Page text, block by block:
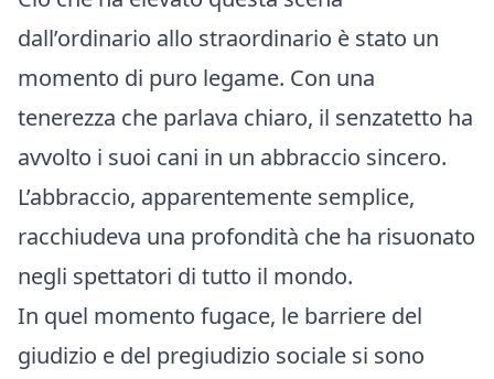
dall’ordinario allo straordinario è stato un
momento di puro legame. Con una
tenerezza che parlava chiaro, il senzatetto ha
avvolto i suoi cani in un abbraccio sincero.
L’abbraccio, apparentemente semplice,
racchiudeva una profondità che ha risuonato
negli spettatori di tutto il mondo.
In quel momento fugace, le barriere del
giudizio e del pregiudizio sociale si sono